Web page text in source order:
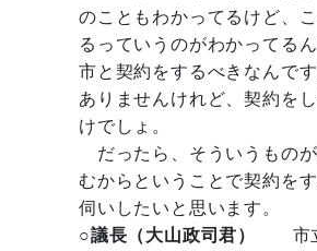
のこともわかってるけど、
るっていうのがわかってる
市と契約をするべきなんで
ありませんけれど、契約を
けでしょ。
だったら、そういうもの
むからということで契約を
伺いしたいと思います。
○議長（大山政司君）
市立